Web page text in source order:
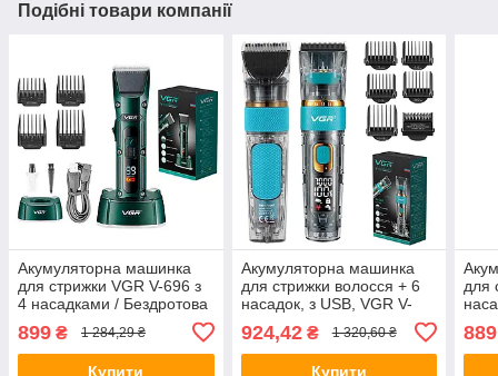
Подібні товари компанії
Акумуляторна машинка
для стрижки VGR V-696 з
4 насадками / Бездротова
професійна машинка для
волосся
899 ₴ 1 284,29 ₴
Купити
Акумуляторна машинка
для стрижки волосся + 6
насадок, з USB, VGR V-
695 / Тример для стрижки
924,42₴ 1 320,60 ₴
Купити
для
для
889